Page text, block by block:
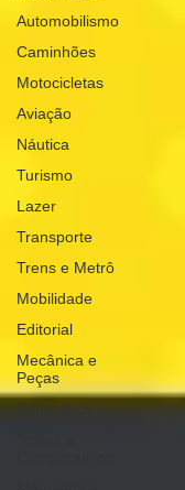
Automobilismo
Caminhões
Motocicletas
Aviação
Náutica
Turismo
Lazer
Transporte
Trens e Metrô
Mobilidade
Editorial
Mecânica e
Peças
Segurança